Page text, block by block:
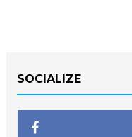
SOCIALIZE